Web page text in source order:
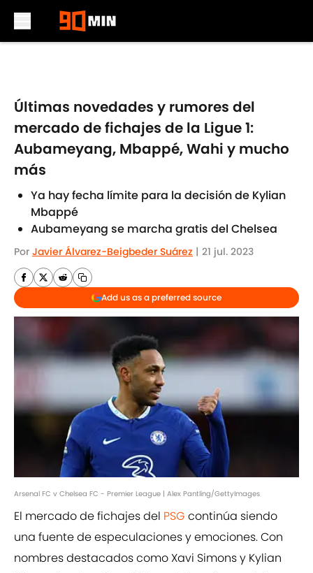
Últimas novedades y rumores del
mercado de fichajes de la Ligue 1:
Aubameyang, Mbappé, Wahi y mucho
más
Ya hay fecha límite para la decisión de Kylian
Mbappé
Aubameyang se marcha gratis del Chelsea
Por Javier Álvarez-Beigbeder Suárez | 21 jul. 2023
Add us as a preferred source
Arsenal FC v Chelsea FC - Premier League | Alex Pantling/GettyImages
El mercado de fichajes del PSG continúa siendo
una fuente de especulaciones y emociones. Con
nombres destacados como Xavi Simons y Kylian